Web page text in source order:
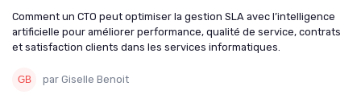
Comment un CTO peut optimiser la gestion SLA avec l’intelligence
artificielle pour améliorer performance, qualité de service, contrats
et satisfaction clients dans les services informatiques.
par Giselle Benoit